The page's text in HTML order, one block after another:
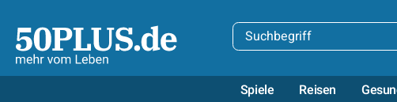
Spiele
Reisen